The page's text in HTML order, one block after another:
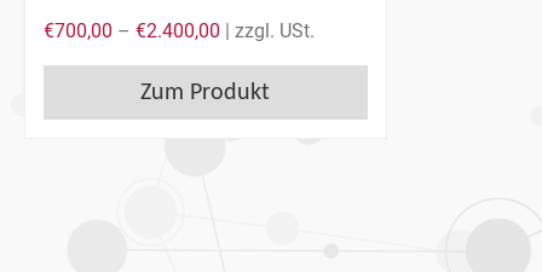
€700,00 – €2.400,00 | zzgl. USt.
Zum Produkt